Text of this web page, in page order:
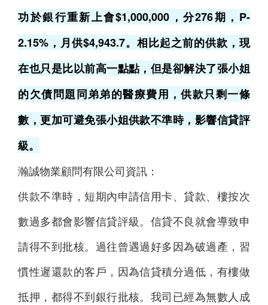
功於銀行重新上會$1,000,000，分276期，P-
2.15%，月供$4,943.7。相比起之前的供款，現
在也只是比以前高一點點，但是卻解決了張小姐
的欠債問題同弟弟的醫療費用，供款只剩一條
數，更加可避免張小姐供款不準時，影響信貸評
級。
瀚誠物業顧問有限公司資訊：
供款不準時，短期內申請信用卡、貸款、樓按次
數過多都會影響信貸評級。信貸不良就會導致申
請得不到批核。過往曾遇過好多因為破過產，習
慣性遲還款的客戶，因為信貸積分過低，有樓做
抵押，都得不到銀行批核。我司已經為無數人成